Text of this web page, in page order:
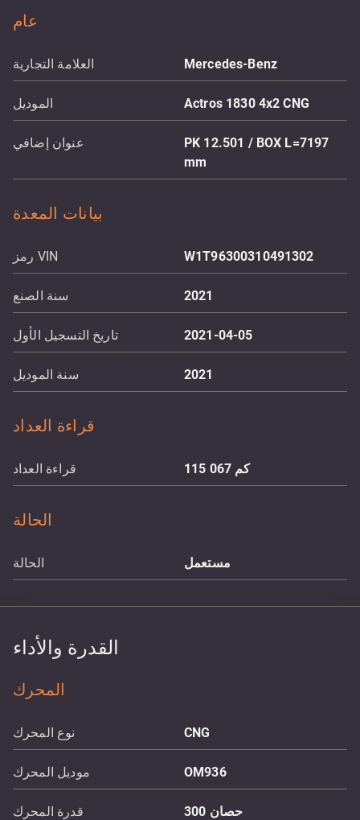
عام
العلامة التجارية Mercedes-Benz
الموديل Actros 1830 4x2 CNG
عنوان إضافي
PK 12.501 / BOX L=7197
mm
بيانات المعدة
رمز VIN W1T96300310491302
سنة الصنع 2021
تاريخ التسجيل الأول 2021-04-05
سنة الموديل 2021
قراءة العداد
قراءة العداد 115 067 كم
الحالة
الحالة مستعمل
القدرة والأداء
المحرك
نوع المحرك CNG
موديل المحرك OM936
قدرة المحرك 300 حصان